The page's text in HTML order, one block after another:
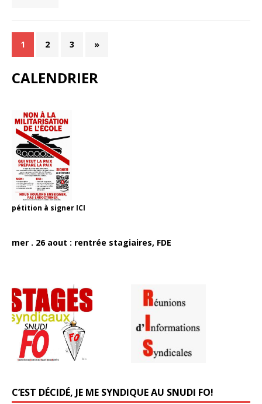
1 2 3 »
CALENDRIER
pétition à signer ICI
mer . 26 aout : rentrée stagiaires, FDE
C’EST DÉCIDÉ, JE ME SYNDIQUE AU SNUDI FO!